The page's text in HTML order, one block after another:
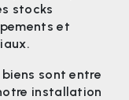
stocks
et
sont entre
installation